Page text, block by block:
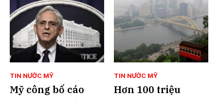
TIN NƯỚC MỸ
Mỹ công bố cáo
TIN NƯỚC MỸ
Hơn 100 triệu